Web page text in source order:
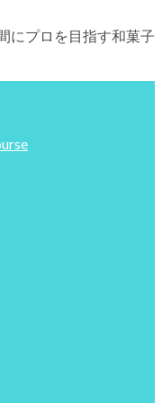
にプロを目指す和菓子